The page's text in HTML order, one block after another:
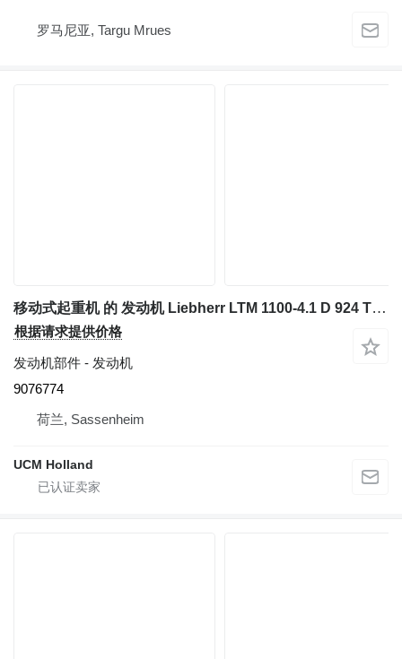
罗马尼亚, Targu Mrues
移动式起重机 的 发动机 Liebherr LTM 1100-4.1 D 924 TI-E A4 engine 9076774
根据请求提供价格
发动机部件 - 发动机
9076774
荷兰, Sassenheim
UCM Holland